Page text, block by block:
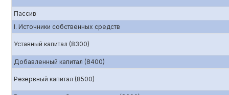
Пассив
I. Источники собственных средств
Уставный капитал (8300)
Добавленный капитал (8400)
Резервный капитал (8500)